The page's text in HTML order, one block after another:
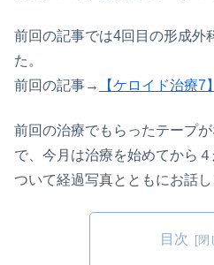
前回の記事では4回目の形成外
た。
前回の記事→
【ケロイド治療
前回の治療でもらったテープ
で、今月は治療を始めてから
ついて経過写真とともにお話し
目次